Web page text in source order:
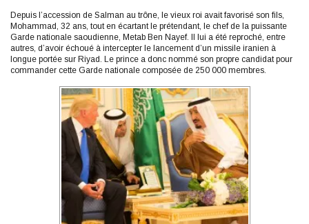
Depuis l’accession de Salman au trône, le vieux roi avait favorisé son fils,
Mohammad, 32 ans, tout en écartant le prétendant, le chef de la puissante
Garde nationale saoudienne, Metab Ben Nayef. Il lui a été reproché, entre
autres, d’avoir échoué à intercepter le lancement d’un missile iranien à
longue portée sur Riyad. Le prince a donc nommé son propre candidat pour
commander cette Garde nationale composée de 250 000 membres.